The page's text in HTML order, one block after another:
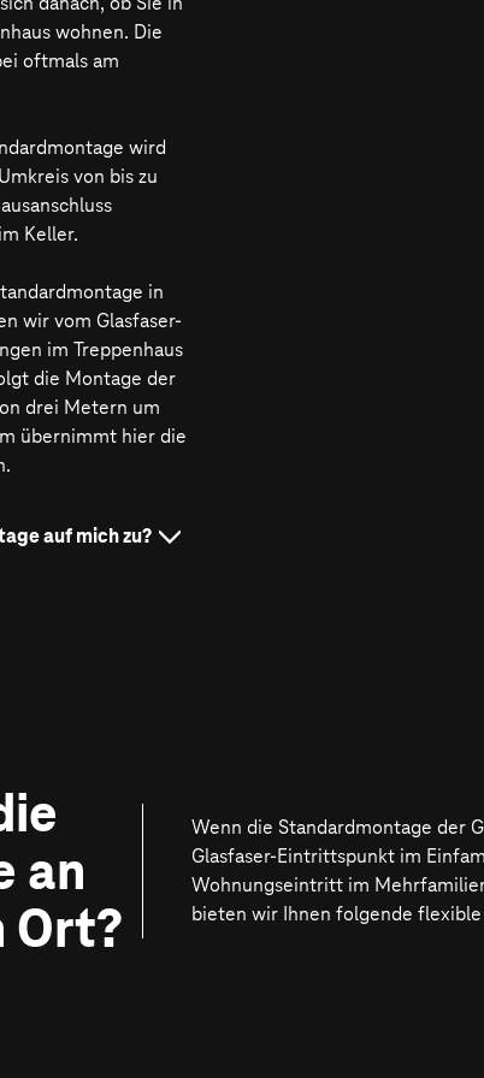
wohnen. Die
oftmals am
wird
von bis zu
Keller.
in
wir vom Glasfaser-
im Treppenhaus
die Montage der
drei Metern um
übernimmt hier die
auf mich zu?
flexible
im nächsten
an
Ort?
Wenn die Standardmontage der
Glasfaser-Eintrittspunkt im
Wohnungseintritt im
bieten wir Ihnen folgende